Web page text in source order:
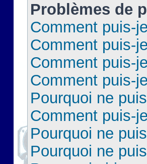
Problèmes de
Comment puis-
Comment puis-
Comment puis-
Comment puis-
Pourquoi ne
Comment puis-
Pourquoi ne
Pourquoi ne